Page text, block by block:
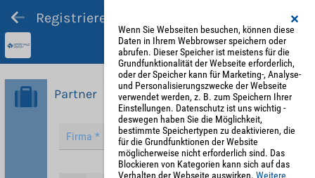
Registrieren und Angebot abgeben
Partner
Wenn Sie Webseiten besuchen, können diese
Daten in Ihrem Webbrowser speichern oder
abrufen. Dieser Speicher ist meistens für die
Grundfunktionalität der Webseite erforderlich,
oder der Speicher kann für Marketing-, Analyse-
und Personalisierungszwecke der Webseite
verwendet werden, z. B. zum Speichern Ihrer
Einstellungen. Datenschutz ist uns wichtig -
deswegen haben Sie die Möglichkeit,
bestimmte Speichertypen zu deaktivieren, die
für die Grundfunktionen der Website
möglicherweise nicht erforderlich sind. Das
Blockieren von Kategorien kann sich auf das
Verhalten der Webseite auswirken. Weitere